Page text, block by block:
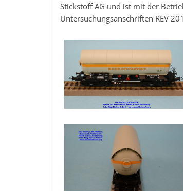
Stickstoff AG und ist mit der
Untersuchungsanschriften REV